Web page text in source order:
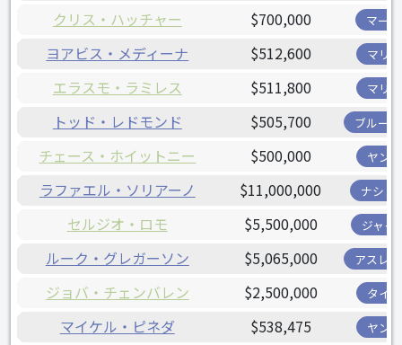
クリス・ハッチャー $700,000 マー
ヨアビス・メディーナ $512,600 マリ
エラスモ・ラミレス $511,800 マリ
トッド・レドモンド $505,700 ブルー
チェース・ホイットニー $500,000 ヤン
ラファエル・ソリアーノ $11,000,000 ナショ
セルジオ・ロモ $5,500,000 ジャイ
ルーク・グレガーソン $5,065,000 アスレ
ジョバ・チェンバレン $2,500,000 タイ
マイケル・ピネダ $538,475 ヤン